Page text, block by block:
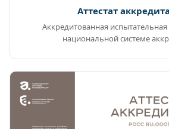
Аттестат
Аккредитованная
национальной системе